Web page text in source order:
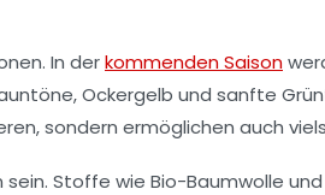
. In derkommenden Saison
,Ockergelb und sanfte
sondern ermöglichen auch
sein. Stoffe wie Bio-Baumwolle und